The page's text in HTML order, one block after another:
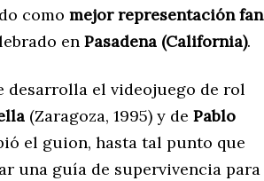
como mejor representación fan
en Pasadena (California).
desarrolla el videojuego de rol
(Zaragoza, 1995) y de Pablo
el guion, hasta tal punto que
una guía de supervivencia para